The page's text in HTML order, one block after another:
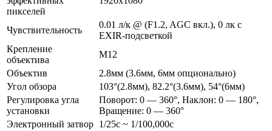
пикселей
Чувствительность
0.01 л/к @ (F1.2, AGC вкл.), 0 лк с
EXIR-подсветкой
Крепление
объектива
М12
Объектив
2.8мм (3.6мм, 6мм опционально)
Угол обзора
103°(2.8мм), 82.2°(3.6мм), 54°(6мм)
Регулировка угла
установки
Поворот: 0 — 360°, Наклон: 0 — 180°,
Вращение: 0 — 360°
Электронный затвор 1/25с ~ 1/100,000с